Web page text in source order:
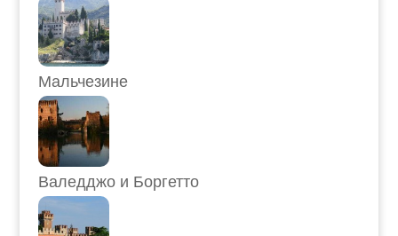
Мальчезине
Валедджо и Боргетто